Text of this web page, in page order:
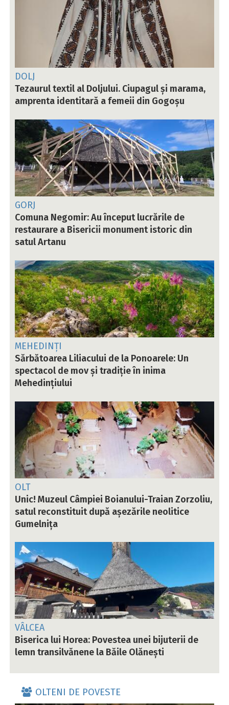
DOLJ
Tezaurul textil al Doljului. Ciupagul și marama,
amprenta identitară a femeii din Gogoșu
GORJ
Comuna Negomir: Au început lucrările de
restaurare a Bisericii monument istoric din
satul Artanu
MEHEDINȚI
Sărbătoarea Liliacului de la Ponoarele: Un
spectacol de mov și tradiție în inima
Mehedințiului
OLT
Unic! Muzeul Câmpiei Boianului-Traian Zorzoliu,
satul reconstituit după așezările neolitice
Gumelnița
VÂLCEA
Biserica lui Horea: Povestea unei bijuterii de
lemn transilvănene la Băile Olănești
OLTENI DE POVESTE